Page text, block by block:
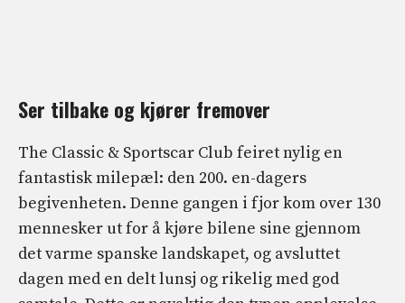
Ser tilbake og kjører fremover
The Classic & Sportscar Club feiret nylig en
fantastisk milepæl: den 200. en-dagers
begivenheten. Denne gangen i fjor kom over 130
mennesker ut for å kjøre bilene sine gjennom
det varme spanske landskapet, og avsluttet
dagen med en delt lunsj og rikelig med god